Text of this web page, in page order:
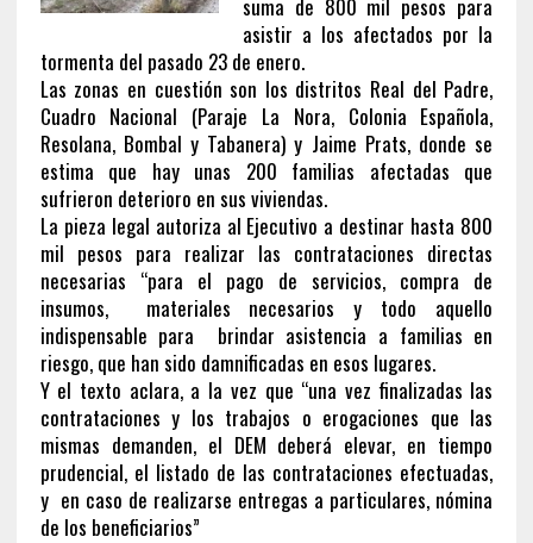
suma de 800 mil pesos para
asistir a los afectados por la
tormenta del pasado 23 de enero.
Las zonas en cuestión son los distritos Real del Padre,
Cuadro Nacional (Paraje La Nora, Colonia Española,
Resolana, Bombal y Tabanera) y Jaime Prats, donde se
estima que hay unas 200 familias afectadas que
sufrieron deterioro en sus viviendas.
La pieza legal autoriza al Ejecutivo a destinar hasta 800
mil pesos para realizar las contrataciones directas
necesarias “para el pago de servicios, compra de
insumos, materiales necesarios y todo aquello
indispensable para brindar asistencia a familias en
riesgo, que han sido damnificadas en esos lugares.
Y el texto aclara, a la vez que “una vez finalizadas las
contrataciones y los trabajos o erogaciones que las
mismas demanden, el DEM deberá elevar, en tiempo
prudencial, el listado de las contrataciones efectuadas,
y en caso de realizarse entregas a particulares, nómina
de los beneficiarios”